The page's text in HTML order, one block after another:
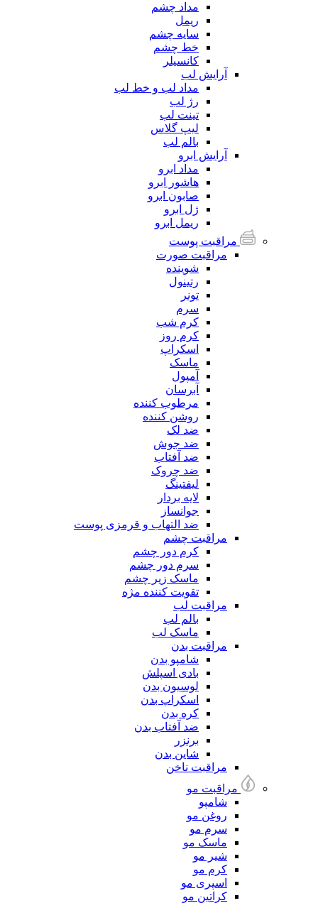
مداد چشم
ریمل
سایه چشم
خط چشم
کانسیلر
آرایش لب
مداد لب و خط لب
رژ لب
تینت لب
لیپ گلاس
بالم لب
آرایش ابرو
مداد ابرو
هاشور ابرو
صابون ابرو
ژل ابرو
ریمل ابرو
مراقبت پوست
مراقبت صورت
شوینده
رتینول
تونر
سرم
کرم شب
کرم روز
اسکراپ
ماسک
آمپول
آبرسان
مرطوب کننده
روشن کننده
ضد لک
ضد جوش
ضد آفتاب
ضد چروک
لیفتینگ
لایه بردار
جوانساز
ضد التهاب و قرمزی پوست
مراقبت چشم
کرم دور چشم
سرم دور چشم
ماسک زیر چشم
تقویت کننده مژه
مراقبت لب
بالم لب
ماسک لب
مراقبت بدن
شامپو بدن
بادی اسپلش
لوسیون بدن
اسکراپ بدن
کره بدن
ضد آفتاب بدن
برنزر
شاین بدن
مراقبت ناخن
مراقبت مو
شامپو
روغن مو
سرم مو
ماسک مو
شیر مو
کرم مو
اسپری مو
کراتین مو